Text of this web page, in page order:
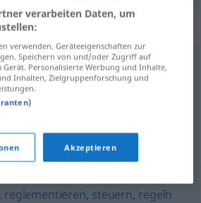
für "regulieren"
(Geldbetrag),entrichten,bezahlen
(für)
(ugs.),verausgaben
,blechen (ugs.),berappen (ugs.)
, reglementieren, steuern, regeln
verarbeiten Daten, um
verwenden. Geräteeigenschaften zur
Speichern von und/oder Zugriff auf
Personalisierte Werbung und Inhalte,
Inhalten, Zielgruppenforschung und
Akzeptieren